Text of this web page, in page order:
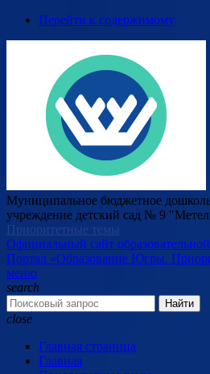
Перейти к содержимому
Муниципальное бюджетное
учреждение детский сад № 9
Приоритетные темы
Официальный сайт
Портал «Образование Югры.
меню
search
Найти
close
Главная страница
Главная